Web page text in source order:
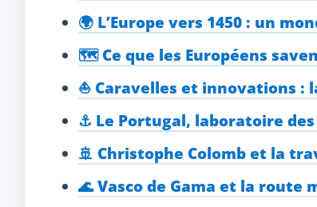
🌍 L’Europe vers 1450 : un
🗺️ Ce que les Européens
⛵ Caravelles et innovations
⚓ Le Portugal, laboratoire
🚢 Christophe Colomb et la
🌊 Vasco de Gama et la route